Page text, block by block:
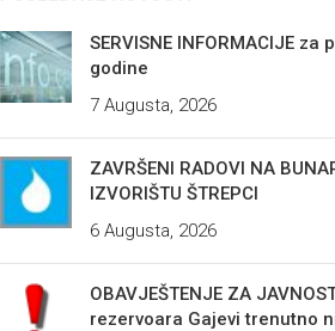
SERVISNE INFORMACIJE za
godine
7 Augusta, 2026
ZAVRŠENI RADOVI NA
IZVORIŠTU ŠTREPCI
6 Augusta, 2026
OBAVJEŠTENJE ZA
rezervoara Gajevi trenutno